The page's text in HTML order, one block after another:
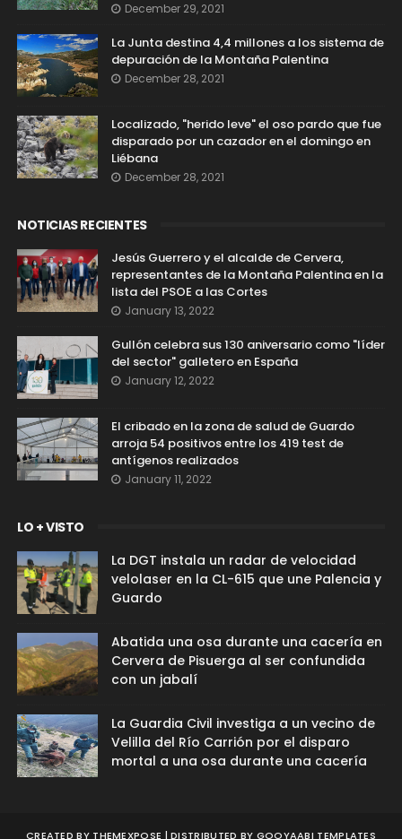
December 29, 2021
La Junta destina 4,4 millones a los sistema de
depuración de la Montaña Palentina
December 28, 2021
Localizado, "herido leve" el oso pardo que fue
disparado por un cazador en el domingo en
Liébana
December 28, 2021
NOTICIAS RECIENTES
Jesús Guerrero y el alcalde de Cervera,
representantes de la Montaña Palentina en la
lista del PSOE a las Cortes
January 13, 2022
Gullón celebra sus 130 aniversario como "líder
del sector" galletero en España
January 12, 2022
El cribado en la zona de salud de Guardo
arroja 54 positivos entre los 419 test de
antígenos realizados
January 11, 2022
LO + VISTO
La DGT instala un radar de velocidad
velolaser en la CL-615 que une Palencia y
Guardo
Abatida una osa durante una cacería en
Cervera de Pisuerga al ser confundida
con un jabalí
La Guardia Civil investiga a un vecino de
Velilla del Río Carrión por el disparo
mortal a una osa durante una cacería
CREATED BY THEMEXPOSE | DISTRIBUTED BY GOOYAABI TEMPLATES